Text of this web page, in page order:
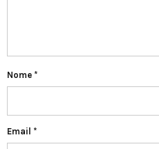
Nome *
Email *